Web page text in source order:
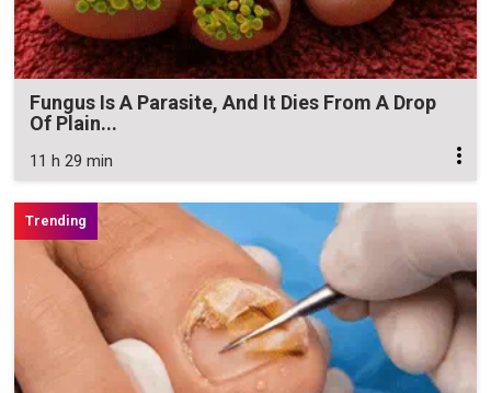
Fungus Is A Parasite, And It Dies From A Drop
Of Plain...
11 h 29 min